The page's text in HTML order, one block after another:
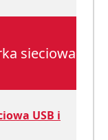
sieciowa
USB i